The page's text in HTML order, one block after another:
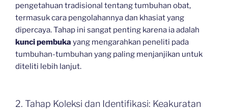
pengetahuan tradisional tentang tumbuhan obat,
termasuk cara pengolahannya dan khasiat yang
dipercaya. Tahap ini sangat penting karena ia adalah
kunci pembuka yang mengarahkan peneliti pada
tumbuhan-tumbuhan yang paling menjanjikan untuk
diteliti lebih lanjut.
2. Tahap Koleksi dan Identifikasi: Keakuratan